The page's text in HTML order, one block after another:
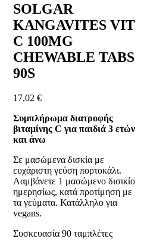
SOLGAR
KANGAVITES VIT
C 100MG
CHEWABLE TABS
90S
17,02 €
Συμπλήρωμα διατροφής
βιταμίνης C για παιδιά 3 ετών
και άνω
Σε μασώμενα δισκία με
ευχάριστη γεύση πορτοκάλι.
Λαμβάνετε 1 μασώμενο δισικίο
ημερησίως, κατά προτίμηση με
τα γεύματα. Κατάλληλο για
vegans.
Συσκευασία 90 ταμπλέτες